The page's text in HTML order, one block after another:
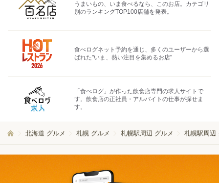
うまいもの、いま食べるなら、このお店。カテゴリ
別のランキングTOP100店舗を発表。
食べログネット予約を通じ、多くのユーザーから選
ばれた"いま、熱い注目を集めるお店"
「食べログ」が作った飲食店専門の求人サイトで
す。飲食店の正社員・アルバイトの仕事が探せま
す。
北海道 グルメ 札幌 グルメ 札幌駅周辺 グルメ 札幌駅周辺